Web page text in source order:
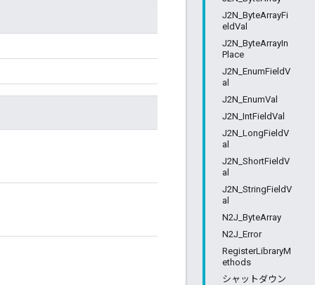
J2N_ByteArrayFi
eldVal
J2N_ByteArrayIn
Place
J2N_EnumFieldV
al
J2N_EnumVal
J2N_IntFieldVal
J2N_LongFieldV
al
J2N_ShortFieldV
al
J2N_StringFieldV
al
N2J_ByteArray
N2J_Error
RegisterLibraryM
ethods
シャットダウン